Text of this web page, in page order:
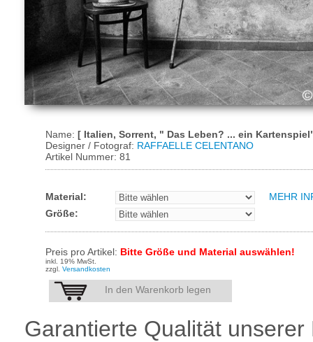
Name: [ Italien, Sorrent, " Das Leben? ... ein
Designer / Fotograf: RAFFAELLE CELENTANO
Artikel Nummer: 81
Material:
MEHR
Größe:
Preis pro Artikel: Bitte Größe und Material auswählen!
inkl. 19% MwSt.
zzgl. Versandkosten
In den Warenkorb legen
Garantierte Qualität unserer